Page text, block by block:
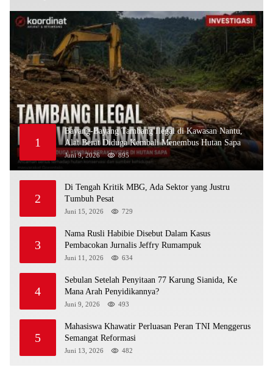
1
Bayang-Bayang Tambang Ilegal di Kawasan Nantu,
Alat Berat Diduga Kembali Menembus Hutan Sapa
Juni 9, 2026 895
2
Di Tengah Kritik MBG, Ada Sektor yang Justru
Tumbuh Pesat
Juni 15, 2026 729
3
Nama Rusli Habibie Disebut Dalam Kasus
Pembacokan Jurnalis Jeffry Rumampuk
Juni 11, 2026 634
4
Sebulan Setelah Penyitaan 77 Karung Sianida, Ke
Mana Arah Penyidikannya?
Juni 9, 2026 493
5
Mahasiswa Khawatir Perluasan Peran TNI Menggerus
Semangat Reformasi
Juni 13, 2026 482